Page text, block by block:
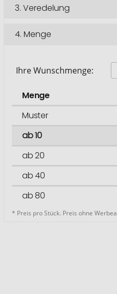
3.Veredelung
4.Menge
Ihre Wunschmenge:
Menge
Muster
ab 10
ab 20
ab 40
ab 80
* Preis pro Stück. Preis ohne